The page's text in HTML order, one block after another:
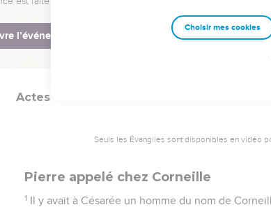
43 Pierre demeura quelque temps à Jaffa, chez un
© Société biblique française – Bibli’O, 1978, avec
Actes
Seuls les Évangiles sont disponibles en vidéo
Pierre appelé chez Corneille
1 Il y avait à Césarée un homme du nom de
Choisir mes cookies